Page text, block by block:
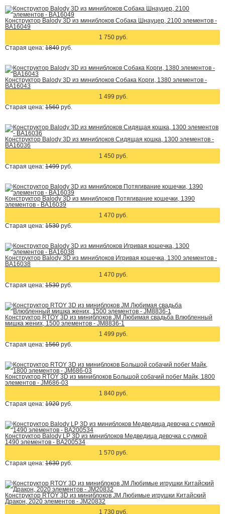
Конструктор Balody 3D из миниблоков Собака Шнауцер, 2100 элементов -
BA16049
1 750 руб.
Старая цена: 1840 руб.
Конструктор Balody 3D из миниблоков Собака Корги, 1380 элементов -
BA16043
1 499 руб.
Старая цена: 1560 руб.
Конструктор Balody 3D из миниблоков Сидящая кошка, 1300 элементов -
BA16036
1 450 руб.
Старая цена: 1499 руб.
Конструктор Balody 3D из миниблоков Потягивание кошечки, 1390
элементов - BA16039
1 470 руб.
Старая цена: 1530 руб.
Конструктор Balody 3D из миниблоков Игривая кошечка, 1300 элементов -
BA16038
1 470 руб.
Старая цена: 1530 руб.
Конструктор RTOY 3D из миниблоков JM Любимая свадьба Влюбленный
мишка жених, 1500 элементов - JM8836-1
1 499 руб.
Старая цена: 1560 руб.
Конструктор RTOY 3D из миниблоков Большой собачий побег Майк, 1800
элементов - JM686-03
1 840 руб.
Старая цена: 1920 руб.
Конструктор Balody LP 3D из миниблоков Медведица девочка с сумкой
1490 элементов - BA200534
1 570 руб.
Старая цена: 1630 руб.
Конструктор RTOY 3D из миниблоков JM Любимые игрушки Китайский
Дракон, 2020 элементов - JM20832
1 730 руб.